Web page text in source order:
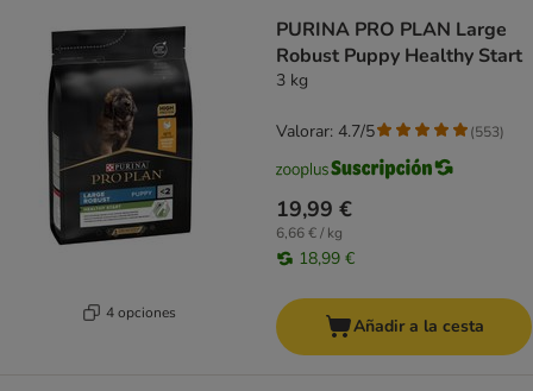
4 opciones
PURINA PRO PLAN Large
Robust Puppy Healthy Start
3 kg
19,99 €
6,66 € / kg
18,99 €
Valorar: 4.7/5 (553)
Añadir a la cesta